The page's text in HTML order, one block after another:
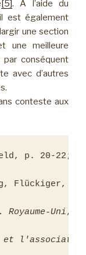
[5]. A l’aide du
est également
une section
une meilleure
conséquent
avec d’autres
conteste aux
p. 20-22;
Flückiger,
Royaume-Uni,
et